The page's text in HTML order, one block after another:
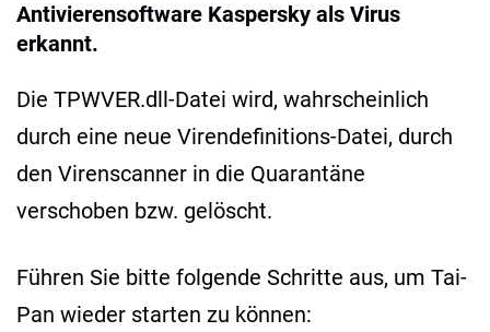
Antivierensoftware Kaspersky als Virus
erkannt.
Die TPWVER.dll-Datei wird, wahrscheinlich
durch eine neue Virendefinitions-Datei, durch
den Virenscanner in die Quarantäne
verschoben bzw. gelöscht.
Führen Sie bitte folgende Schritte aus, um Tai-
Pan wieder starten zu können: